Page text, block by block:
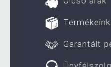
Garantált